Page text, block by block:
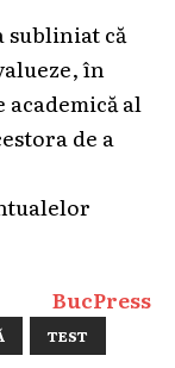
subliniat că
în
al
de a
BucPress
TEST